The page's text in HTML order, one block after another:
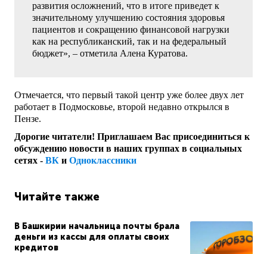
развития осложнений, что в итоге приведет к
значительному улучшению состояния здоровья
пациентов и сокращению финансовой нагрузки
как на республиканский, так и на федеральный
бюджет», – отметила Алена Куратова.
Отмечается, что первый такой центр уже более двух лет
работает в Подмосковье, второй недавно открылся в
Пензе.
Дорогие читатели! Приглашаем Вас присоединиться к
обсуждению новости в наших группах в социальных
сетях - ВК и Одноклассники
Читайте также
В Башкирии начальница почты брала
деньги из кассы для оплаты своих
кредитов